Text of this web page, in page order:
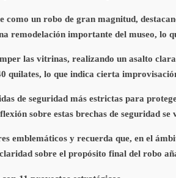
un robo de gran magnitud,
remodelación importante del museo, lo
las vitrinas, realizando un asalto
quilates, lo que indica cierta
de seguridad más estrictas para
sobre estas brechas de seguridad
emblemáticos y recuerda que, en el
sobre el propósito final del robo